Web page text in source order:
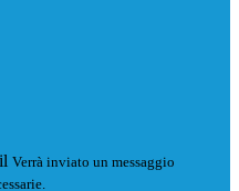
Verrà inviato un messaggio